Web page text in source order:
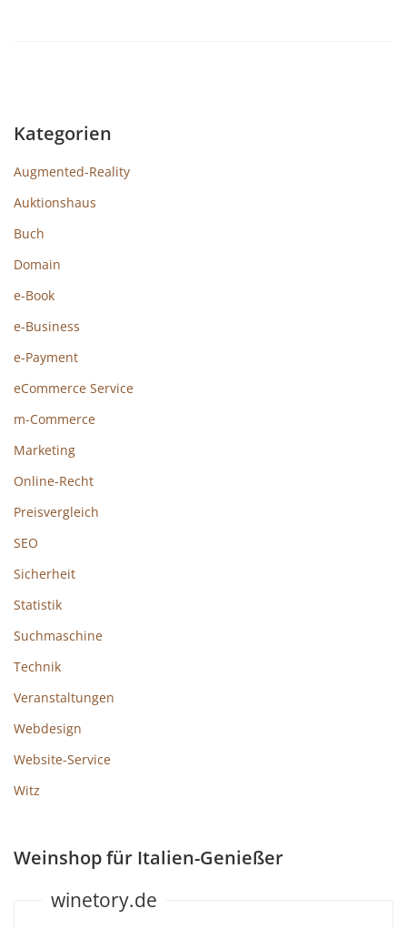
Kategorien
Augmented-Reality
Auktionshaus
Buch
Domain
e-Book
e-Business
e-Payment
eCommerce Service
m-Commerce
Marketing
Online-Recht
Preisvergleich
SEO
Sicherheit
Statistik
Suchmaschine
Technik
Veranstaltungen
Webdesign
Website-Service
Witz
Weinshop für Italien-Genießer
winetory.de